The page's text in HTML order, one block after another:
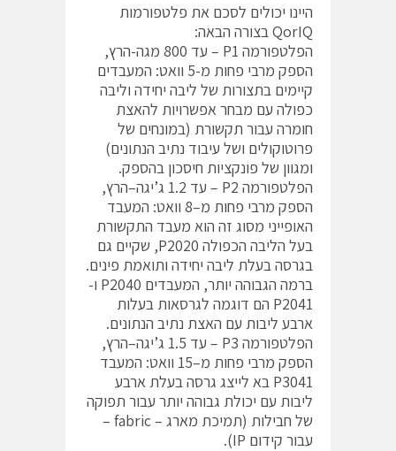
היינו יכולים לסכם את פלטפורמות
QorIQ בצורה הבאה:
הפלטפורמה P1 – עד 800 מגה-הרץ,
הספק מרבי פחות מ-5 וואט: המעבדים
קיימים בתצורות של ליבה יחידה וליבה
כפולה עם מבחר אפשרויות להאצת
חומרה עבור תקשורת (במונחים של
פרוטוקולים ושל עיבוד נתיב הנתונים)
ומגוון של פונקציות חיסכון בהספק.
הפלטפורמה P2 – עד 1.2 ג’יגה–הרץ,
הספק מרבי פחות מ–8 וואט: המעבד
האופייני מסוג זה הוא מעבד התקשורת
בעל הליבה הכפולה P2020, שקיים גם
בגרסה בעלת ליבה יחידה ותואמת פינים.
ברמה הגבוהה יותר, המעבדים P2040 ו-
P2041 הם דוגמה לגרסאות בעלות
ארבע ליבות עם האצת נתיב הנתונים.
הפלטפורמה P3 – עד 1.5 ג’יגה–הרץ,
הספק מרבי פחות מ–15 וואט: המעבד
P3041 בא לייצג גרסה בעלת ארבע
ליבות עם יכולת גבוהה יותר עבור תפוקה
של חבילות (תמיכת מארג – fabric –
עבור קידום IP).